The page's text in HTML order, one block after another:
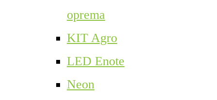
oprema
KIT Agro
LED Enote
Neon